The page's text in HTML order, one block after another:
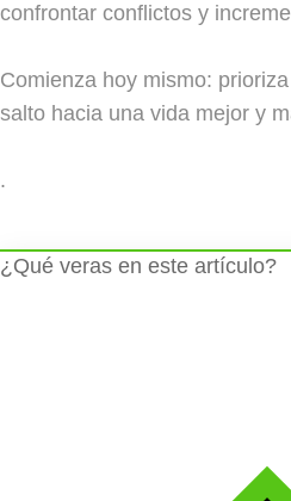
confrontar conflictos y
Comienza hoy mismo:
salto hacia una vida mejor y
.
¿Qué veras en este artículo?